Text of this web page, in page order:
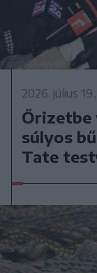
2026. július
Őrizetbe
súlyos
Tate